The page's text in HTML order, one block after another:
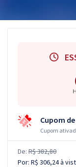
Conteúdo gratuito
Atendimento
Cupom
Cupom
De: R$ 382,80
Por: R$ 306,24à